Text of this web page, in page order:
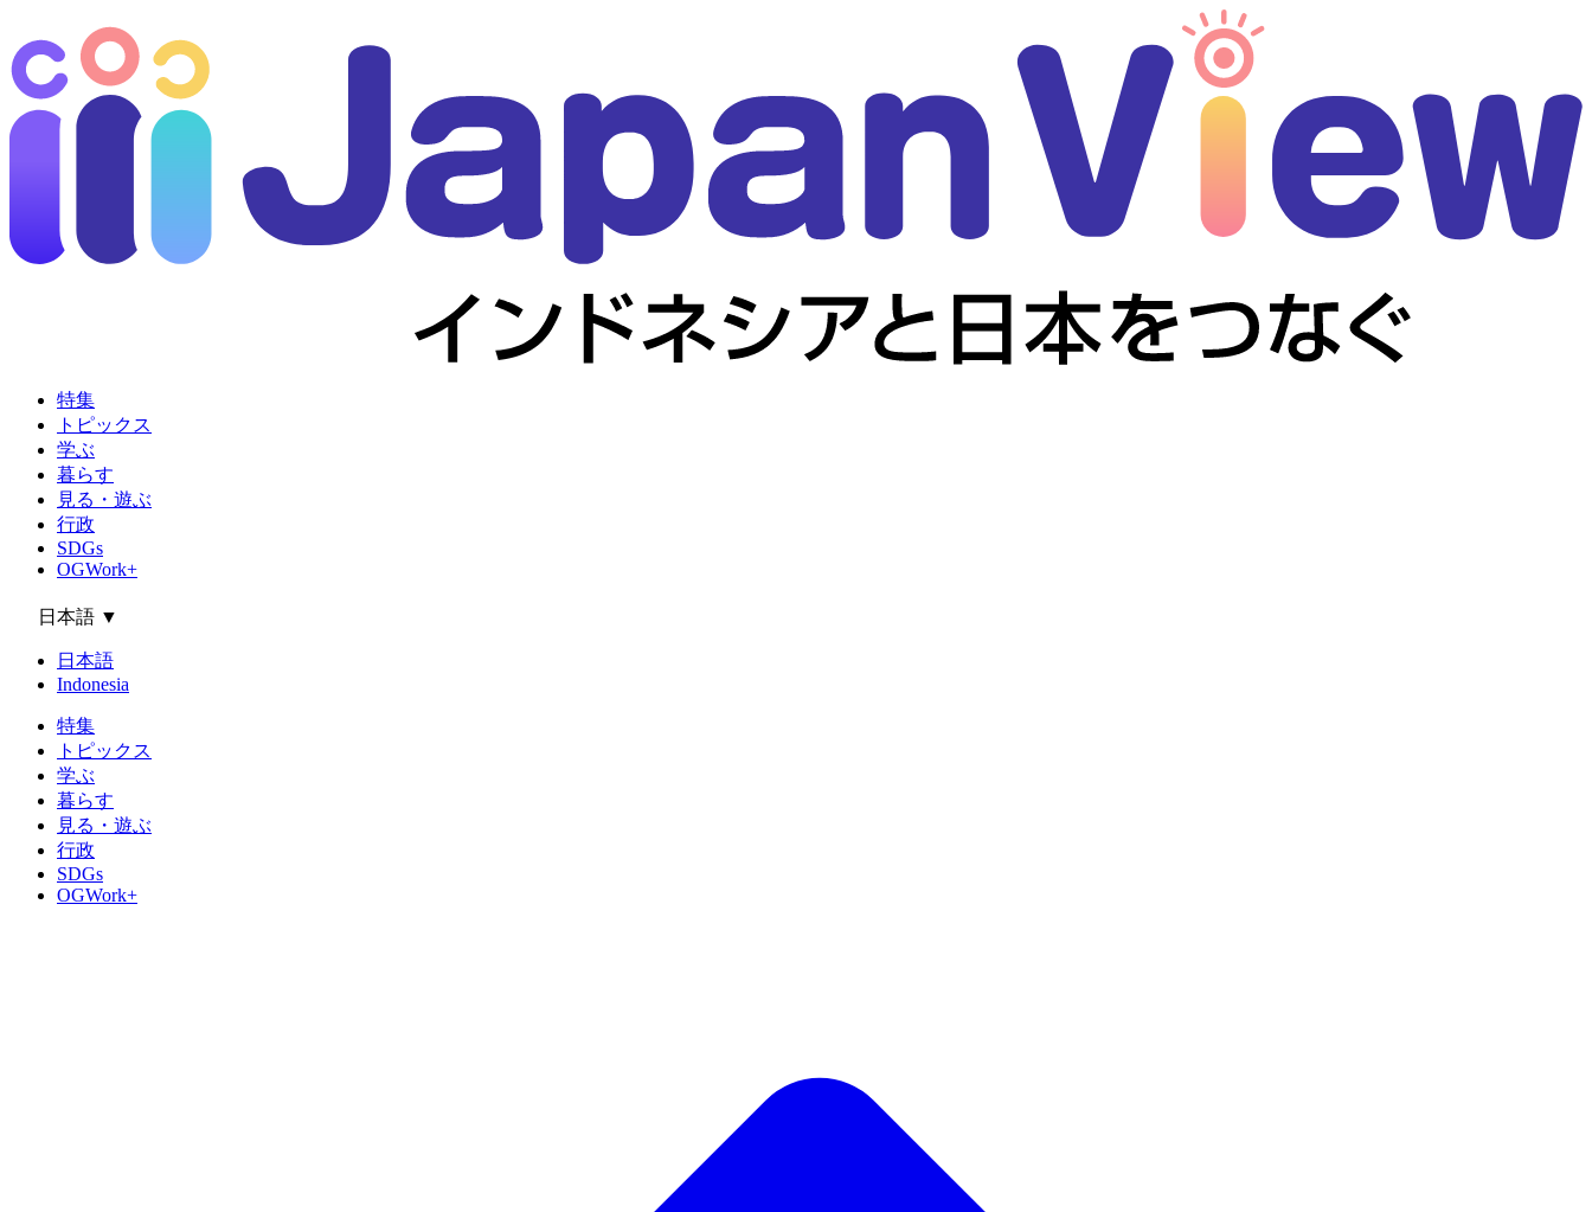
特集
トピックス
学ぶ
暮らす
見る・遊ぶ
行政
SDGs
OGWork+
日本語 ▼
日本語
Indonesia
特集
トピックス
学ぶ
暮らす
見る・遊ぶ
行政
SDGs
OGWork+